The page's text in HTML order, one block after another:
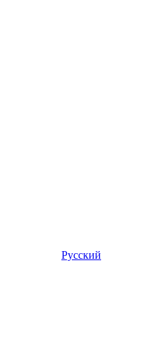
Русский